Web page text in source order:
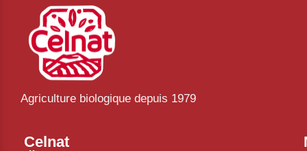
Agriculture biologique depuis 1979
Celnat